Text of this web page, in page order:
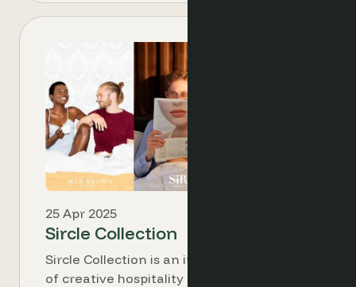
25 Apr 2025
Sircle Collection
Sircle Collection is an independent group
of creative hospitality brands founded in